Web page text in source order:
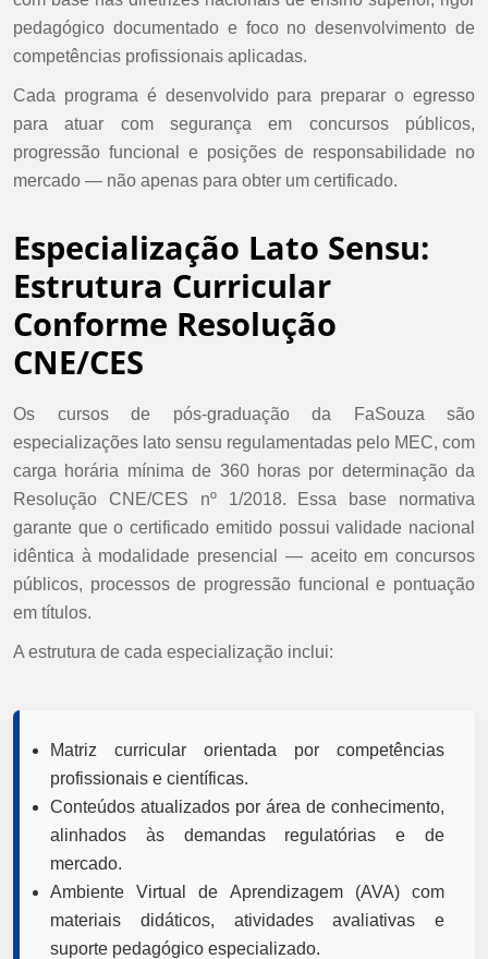
pedagógico documentado e foco no desenvolvimento de
competências profissionais aplicadas.
Cada programa é desenvolvido para preparar o egresso
para atuar com segurança em concursos públicos,
progressão funcional e posições de responsabilidade no
mercado — não apenas para obter um certificado.
Especialização Lato Sensu:
Estrutura Curricular
Conforme Resolução
CNE/CES
Os cursos de pós-graduação da FaSouza são
especializações lato sensu regulamentadas pelo MEC, com
carga horária mínima de 360 horas por determinação da
Resolução CNE/CES nº 1/2018. Essa base normativa
garante que o certificado emitido possui validade nacional
idêntica à modalidade presencial — aceito em concursos
públicos, processos de progressão funcional e pontuação
em títulos.
A estrutura de cada especialização inclui:
Matriz curricular orientada por competências
profissionais e científicas.
Conteúdos atualizados por área de conhecimento,
alinhados às demandas regulatórias e de
mercado.
Ambiente Virtual de Aprendizagem (AVA) com
materiais didáticos, atividades avaliativas e
suporte pedagógico especializado.